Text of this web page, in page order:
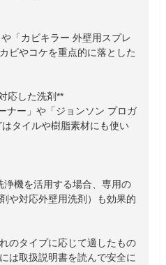
ビやコケを重点的に落とした
応した洗剤**
タイルや樹脂素材にも使い
や対応外壁用洗剤）も効果的
のタイプに応じて適したもの
は取扱説明書を読んで安全に